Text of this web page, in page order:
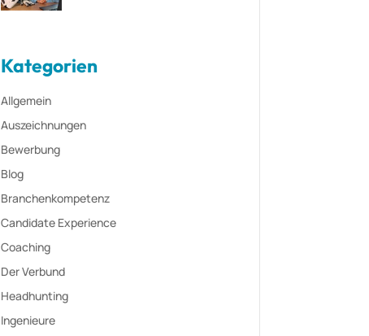
Kategorien
Allgemein
Auszeichnungen
Bewerbung
Blog
Branchenkompetenz
Candidate Experience
Coaching
Der Verbund
Headhunting
Ingenieure